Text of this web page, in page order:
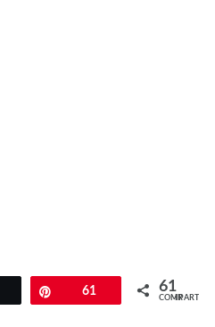
Twittear 61 61
COMPARTIR